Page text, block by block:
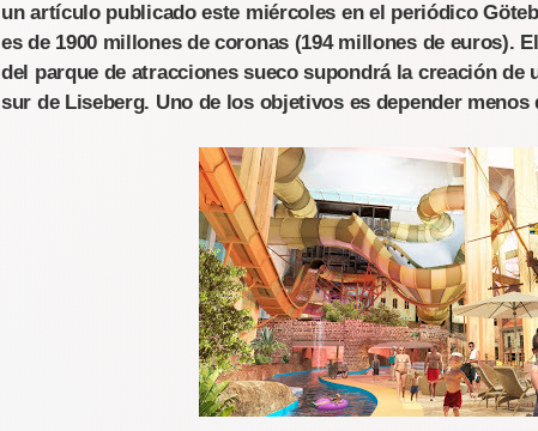
un artículo publicado este miércoles en el periódico
es de 1900 millones de coronas (194 millones de euros).
del parque de atracciones sueco supondrá la creación de
sur de Liseberg. Uno de los objetivos es depender